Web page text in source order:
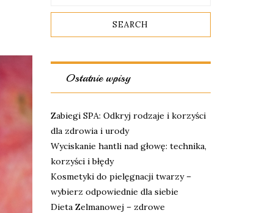
Ostatnie wpisy
Zabiegi SPA: Odkryj rodzaje i korzyści
dla zdrowia i urody
Wyciskanie hantli nad głowę: technika,
korzyści i błędy
Kosmetyki do pielęgnacji twarzy –
wybierz odpowiednie dla siebie
Dieta Zelmanowej – zdrowe